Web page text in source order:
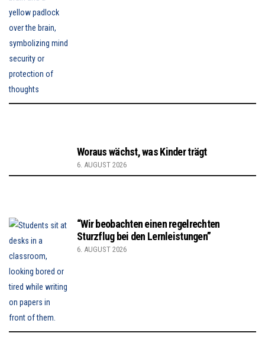
Woraus wächst, was Kinder trägt
6. AUGUST 2026
“Wir beobachten einen regelrechten
Sturzflug bei den Lernleistungen”
6. AUGUST 2026